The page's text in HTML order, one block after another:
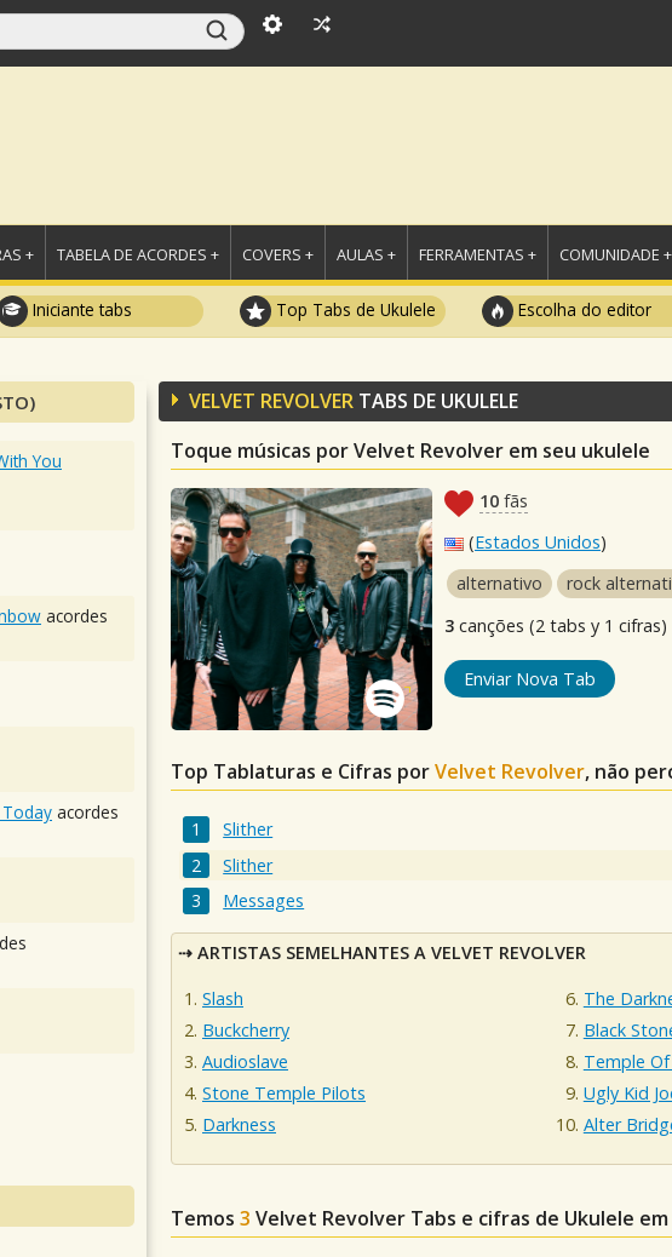
+ TABELA DE ACORDES + COVERS + AULAS + FERRAMENTAS + COMUNIDADE +
Iniciante tabs Top Tabs de Ukulele Escolha do editor
VELVET REVOLVER TABS DE UKULELE
Toque músicas por Velvet Revolver em seu ukulele
10 fãs
(Estados Unidos)
alternativo
rock
3 canções (2 tabs y 1 cifras)
Enviar Nova Tab
Top Tablaturas e Cifras porVelvet Revolver, não
Slither
Slither
Messages
ARTISTAS SEMELHANTES A VELVET REVOLVER
Slash
Buckcherry
Audioslave
Stone Temple Pilots
Darkness
The
Black
Temple
Ugly Kid
Alter
Temos 3 Velvet Revolver Tabs e cifras de Ukulele
You
acordes
Today acordes